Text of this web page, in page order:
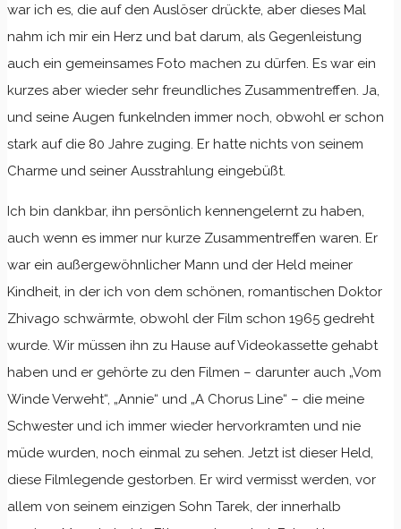
war ich es, die auf den Auslöser drückte, aber dieses Mal
nahm ich mir ein Herz und bat darum, als Gegenleistung
auch ein gemeinsames Foto machen zu dürfen. Es war ein
kurzes aber wieder sehr freundliches Zusammentreffen. Ja,
und seine Augen funkelnden immer noch, obwohl er schon
stark auf die 80 Jahre zuging. Er hatte nichts von seinem
Charme und seiner Ausstrahlung eingebüßt.
Ich bin dankbar, ihn persönlich kennengelernt zu haben,
auch wenn es immer nur kurze Zusammentreffen waren. Er
war ein außergewöhnlicher Mann und der Held meiner
Kindheit, in der ich von dem schönen, romantischen Doktor
Zhivago schwärmte, obwohl der Film schon 1965 gedreht
wurde. Wir müssen ihn zu Hause auf Videokassette gehabt
haben und er gehörte zu den Filmen – darunter auch „Vom
Winde Verweht“, „Annie“ und „A Chorus Line“ – die meine
Schwester und ich immer wieder hervorkramten und nie
müde wurden, noch einmal zu sehen. Jetzt ist dieser Held,
diese Filmlegende gestorben. Er wird vermisst werden, vor
allem von seinem einzigen Sohn Tarek, der innerhalb